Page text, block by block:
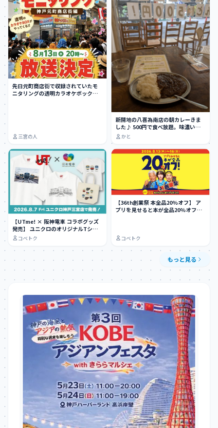
先日元町商店街で収録されていたモ
ニタリングの透明カラオケボック
三宮の人
新開地の八喜為南店の朝カレーきま
した♪ 500円で食べ放題。味濃い目ち
ょい辛。…
かと
【UTme! × 阪神電車 コラボグッズ
発売】 ユニクロのオリジナルTシャ
ツ作…
コベトク
【36th創業祭 本全品20%オフ】 ア
プリを見せると本が全品20%オフ
コベトク
もっと見る